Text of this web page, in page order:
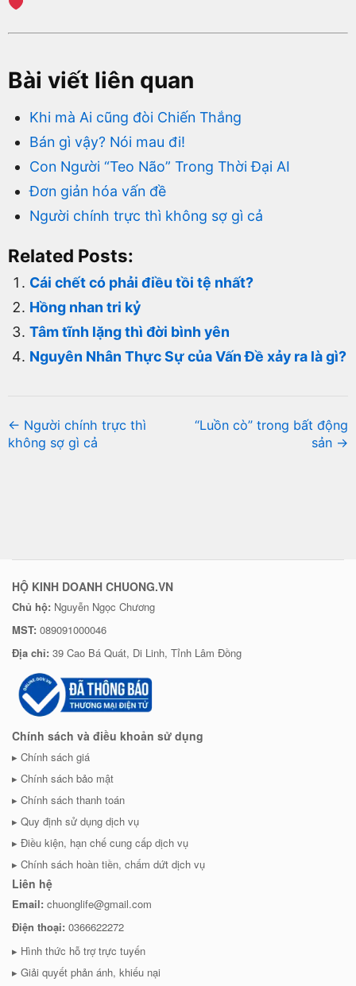
Bài viết liên quan
Khi mà Ai cũng đòi Chiến Thắng
Bán gì vậy? Nói mau đi!
Con Người “Teo Não” Trong Thời Đại AI
Đơn giản hóa vấn đề
Người chính trực thì không sợ gì cả
Related Posts:
Cái chết có phải điều tồi tệ nhất?
Hồng nhan tri kỷ
Tâm tĩnh lặng thì đời bình yên
Nguyên Nhân Thực Sự của Vấn Đề xảy ra là gì?
← Người chính trực thì
không sợ gì cả
“Luồn cò” trong bất động
sản →
HỘ KINH DOANH CHUONG.VN
Chủ hộ: Nguyễn Ngọc Chương
MST: 089091000046
Địa chỉ: 39 Cao Bá Quát, Di Linh, Tỉnh Lâm Đồng
Chính sách và điều khoản sử dụng
Chính sách giá
Chính sách bảo mật
Chính sách thanh toán
Quy định sử dụng dịch vụ
Điều kiện, hạn chế cung cấp dịch vụ
Chính sách hoàn tiền, chấm dứt dịch vụ
Liên hệ
Email: chuonglife@gmail.com
Điện thoại: 0366622272
Hình thức hỗ trợ trực tuyến
Giải quyết phản ánh, khiếu nại